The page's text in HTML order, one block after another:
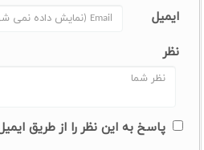
ایمیل
نظر
پاسخ به این نظر را از طریق